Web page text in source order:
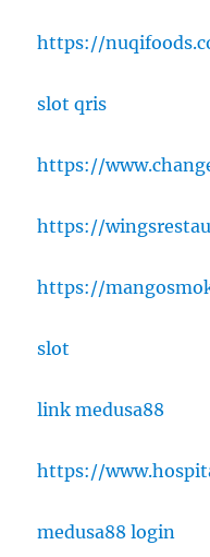
https://
slot qris
https://
https://
https://
slot
link medusa88
https://
medusa88 login